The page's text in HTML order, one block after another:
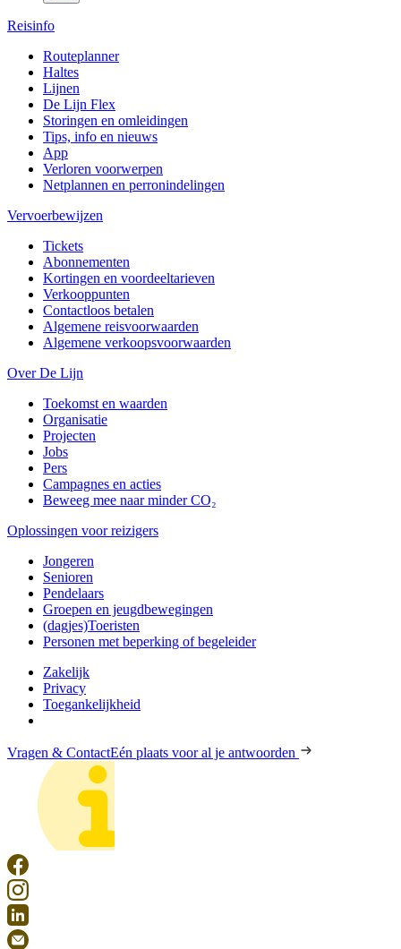
Reisinfo
Routeplanner
Haltes
Lijnen
De Lijn Flex
Storingen en omleidingen
Tips, info en nieuws
App
Verloren voorwerpen
Netplannen en perronindelingen
Vervoerbewijzen
Tickets
Abonnementen
Kortingen en voordeeltarieven
Verkooppunten
Contactloos betalen
Algemene reisvoorwaarden
Algemene verkoopsvoorwaarden
Over De Lijn
Toekomst en waarden
Organisatie
Projecten
Jobs
Pers
Campagnes en acties
Beweeg mee naar minder CO₂
Oplossingen voor reizigers
Jongeren
Senioren
Pendelaars
Groepen en jeugdbewegingen
(dagjes)Toeristen
Personen met beperking of begeleider
Zakelijk
Privacy
Toegankelijkheid
Vragen & ContactEén plaats voor al je antwoorden